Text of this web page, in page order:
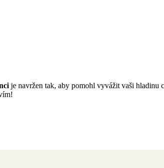
je navržen tak, aby pomohl vyvážit vaši